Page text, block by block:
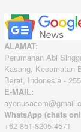
ALAMAT:
Perumahan Abi
Kasang, Kecamatan
Barat, Indonesia -
E-MAIL:
WhatsApp (chats
+62 851-8205-4571